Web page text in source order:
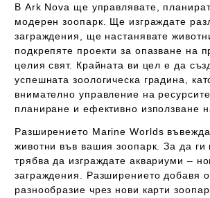
В Ark Nova ще управлявате,
модерен зоопарк. Ще изграждате
заграждения, ще настанявате
подкрепяте проекти за опазване на
целия свят. Крайната ви цел е да
успешната зоологическа градина,
внимателно управление на
планиране и ефективно използване
Разширението Marine Worlds
животни във вашия зоопарк. За да ги
трябва да изграждате аквариуми –
заграждения. Разширението добавя
разнообразие чрез нови карти